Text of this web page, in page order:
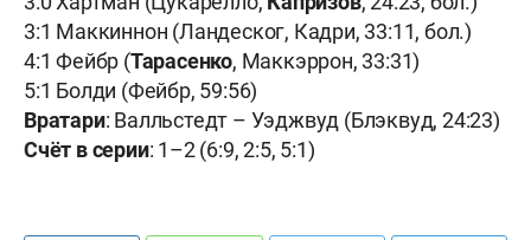
3:1 Маккиннон (Ландеског, Кадри, 33:11, бол.)
4:1 Фейбр (Тарасенко, Маккэррон, 33:31)
5:1 Болди (Фейбр, 59:56)
Вратари: Валльстедт – Уэджвуд (Блэквуд, 24:23)
Счёт в серии: 1–2 (6:9, 2:5, 5:1)